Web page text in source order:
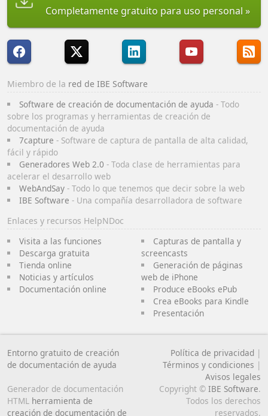
Completamente gratuito para uso personal
Miembro de la red de IBE Software
Software de creación de documentación de ayuda - Todo
sobre los programas y herramientas de creación de
documentación de ayuda
7capture - Software de captura de pantalla de alta calidad,
fácil y rápido
Generadores Web 2.0 - Toda clase de herramientas para
acelerar el desarrollo web
WebAndSay- Todo lo que tenemos que decir sobre la web
IBE Software - Una compañía desarrolladora de software
Enlaces y recursos HelpNDoc
Visita a las funciones
Descarga gratuita
Tienda online
Noticias y artículos
Documentación online
Capturas de pantalla y
screencasts
Generación de páginas
web de iPhone
Produce eBooks ePub
Crea eBooks para Kindle
Presentación
Entorno gratuito de creación
de documentación de ayuda
Política de privacidad |
Términos y condiciones |
Avisos legales
Generador de documentación
HTML herramienta de
creación de documentación de
Copyright © IBE Software.
Todos los derechos
reservados.